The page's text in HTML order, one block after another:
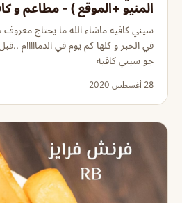
المنيو +الموقع ) - مطاعم و
سيني كافيه ماشاء الله ما يحتاج معروف
في الخبر و كلها كم يوم في الدمااااام
جو سيني كافيه
28 أغسطس 2020